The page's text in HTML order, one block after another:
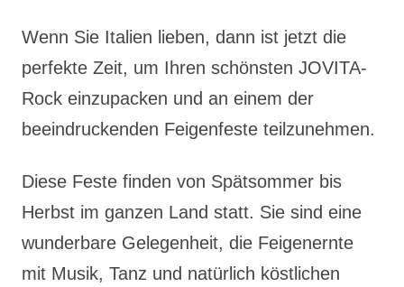
Wenn Sie Italien lieben, dann ist jetzt die
perfekte Zeit, um Ihren schönsten JOVITA-
Rock einzupacken und an einem der
beeindruckenden Feigenfeste teilzunehmen.
Diese Feste finden von Spätsommer bis
Herbst im ganzen Land statt. Sie sind eine
wunderbare Gelegenheit, die Feigenernte
mit Musik, Tanz und natürlich köstlichen